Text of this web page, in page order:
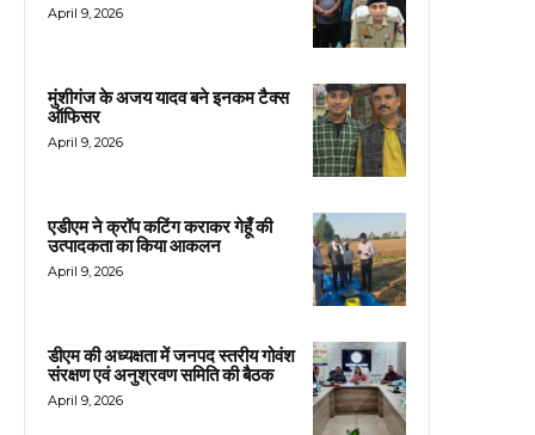
April 9, 2026
मुंशीगंज के अजय यादव बने इनकम टैक्स
ऑफिसर
April 9, 2026
एडीएम ने क्रॉप कटिंग कराकर गेहूँ की
उत्पादकता का किया आकलन
April 9, 2026
डीएम की अध्यक्षता में जनपद स्तरीय गोवंश
संरक्षण एवं अनुश्रवण समिति की बैठक
April 9, 2026